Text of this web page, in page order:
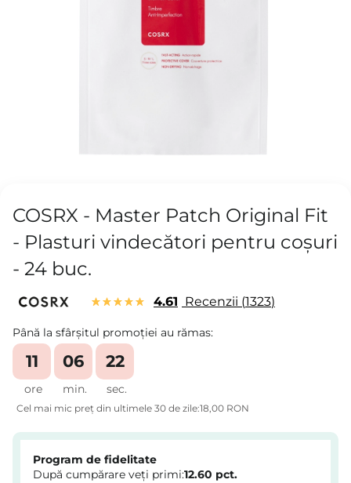
COSRX - Master Patch Original Fit
- Plasturi vindecători pentru coșuri
- 24 buc.
4.61 Recenzii 1323
Până la sfârșitul promoției au rămas:
ore
11
min.
06
sec.
22
Cel mai mic preț din ultimele 30 de zile:18,00 RON
Program de fidelitate
După cumpărare veți primi:12.60 pct.